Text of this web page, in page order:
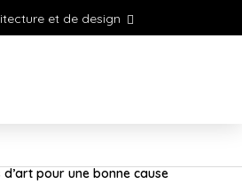
et de design
d’art pour une bonne cause